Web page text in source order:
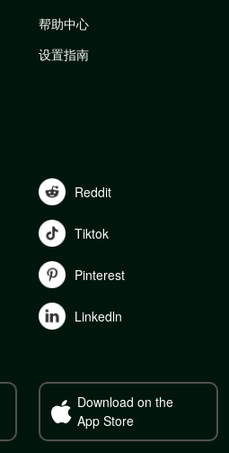
帮助中心
设置指南
Reddit
Tiktok
Pinterest
Linkedln
Download on the
App Store